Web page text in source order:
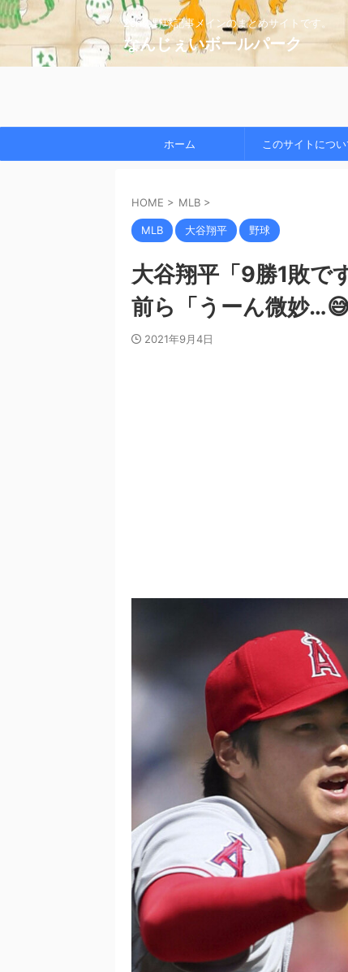
2chの野球記事メインのまとめサイトです。
なんじぇいボールパーク
ホーム このサイトについ
HOME > MLB >
MLB 大谷翔平 野球
大谷翔平「9勝1敗で
前ら「うーん微妙…😅
2021年9月4日